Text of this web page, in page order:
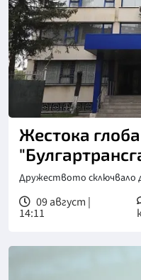
Жестока
Дружеството сключвало
09 август |
14:11